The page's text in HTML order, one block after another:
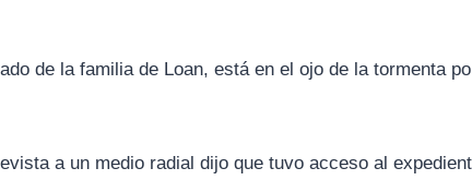
de la familia de Loan, está en el ojo de la tormenta
a un medio radial dijo que tuvo acceso al